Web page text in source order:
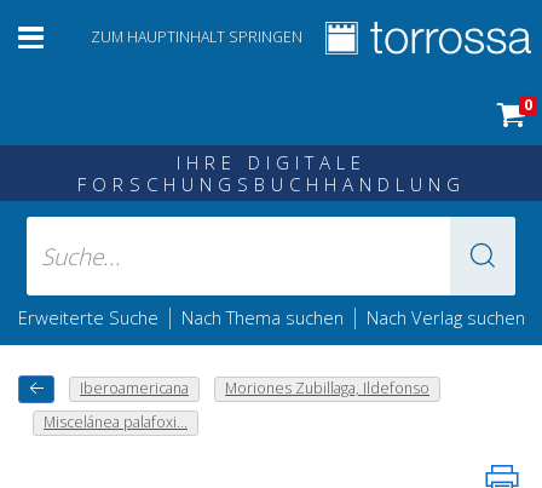
ZUM HAUPTINHALT SPRINGEN
0
IHRE DIGITALE
FORSCHUNGSBUCHHANDLUNG
Erweiterte Suche | Nach Thema suchen | Nach Verlag suchen
Iberoamericana
Moriones Zubillaga, Ildefonso
Miscelánea palafoxi...